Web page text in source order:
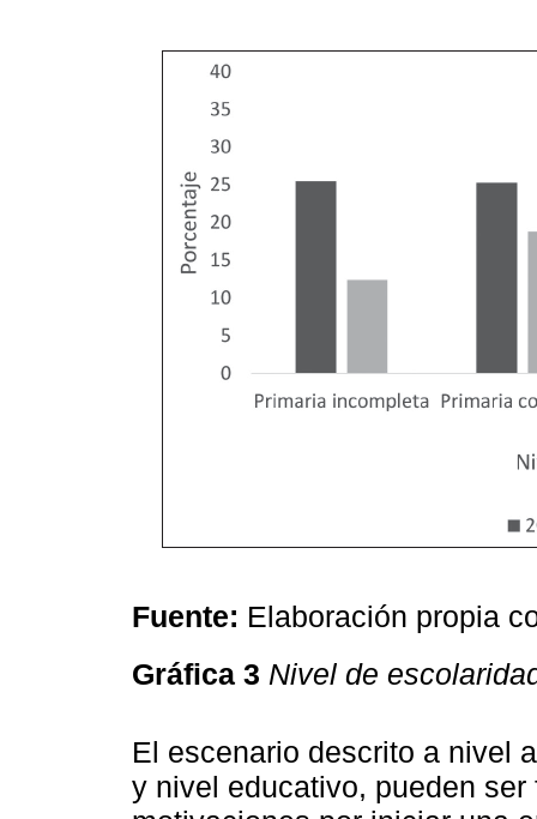
Fuente: Elaboración propia
Gráfica 3 Nivel de
El escenario descrito a nivel
y nivel educativo, pueden